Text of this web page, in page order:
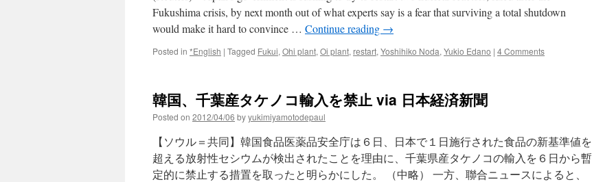
Fukushima crisis, by next month out of what experts say is a fear that surviving a total shutdown
would make it hard to convince … Continue reading →
Posted in *English | Tagged Fukui, Ohi plant, Oi plant, restart, Yoshihiko Noda, Yukio Edano | 4 Comments
韓国、千葉産タケノコ輸入を禁止 via 日本経済新聞
Posted on 2012/04/06 byyukimiyamotodepaul
【ソウル＝共同】韓国食品医薬品安全庁は６日、日本で１日施行された食品の新基準値を
超える放射性セシウムが検出されたことを理由に、千葉県産タケノコの輸入を６日から暫
定的に禁止する措置を取ったと明らかにした。 （中略） 一方、聯合ニュースによると、